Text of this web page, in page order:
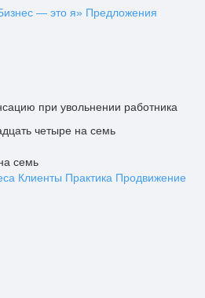
— это я» Предложения
при увольнении работника
четыре на семь
семь
Клиенты Практика Продвижение